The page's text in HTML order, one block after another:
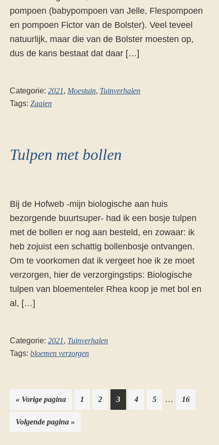
pompoen (babypompoen van Jelle, Flespompoen
en pompoen Fictor van de Bolster). Veel teveel
natuurlijk, maar die van de Bolster moesten op,
dus de kans bestaat dat daar […]
Categorie: 2021, Moestuin, Tuinverhalen
Tags: Zaaien
Tulpen met bollen
Bij de Hofweb -mijn biologische aan huis
bezorgende buurtsuper- had ik een bosje tulpen
met de bollen er nog aan besteld, en zowaar: ik
heb zojuist een schattig bollenbosje ontvangen.
Om te voorkomen dat ik vergeet hoe ik ze moet
verzorgen, hier de verzorgingstips: Biologische
tulpen van bloementeler Rhea koop je met bol en
al, […]
Categorie: 2021, Tuinverhalen
Tags: bloemen verzorgen
« Ga
naar
Vorige pagina Pagina
1 Pagina
2 Pagina
3 Pagina
4 Pagina
5
Interim
pagina's
… Pagina
16
Ga
naar
Volgende pagina »